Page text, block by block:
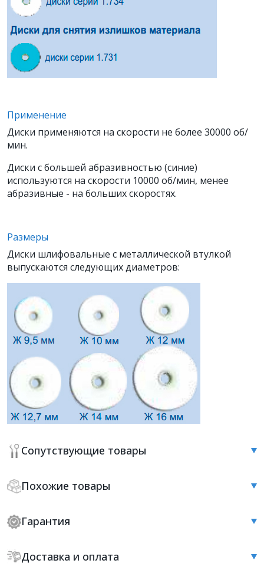
Сопутствующие товары
Похожие товары
Гарантия
Доставка и оплата
Применение
Диски применяются на скорости не более 30000 об/
мин.
Диски с большей абразивностью (синие)
используются на скорости 10000 об/мин, менее
абразивные - на больших скоростях.
Размеры
Диски шлифовальные с металлической втулкой
выпускаются следующих диаметров: